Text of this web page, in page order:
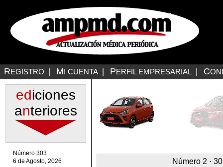
REGISTRO MI CUENTA PERFIL EMPRESARIAL C
ediciones
anteriores
Número 303
6 de Agosto, 2026
Número 2 ·